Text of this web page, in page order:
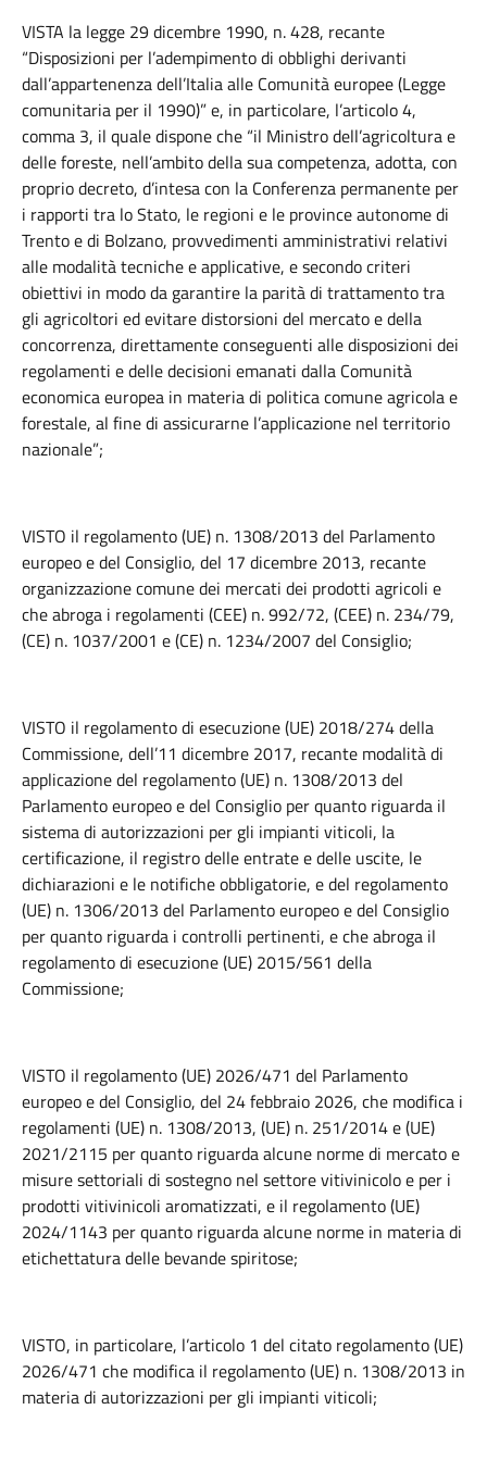
VISTA la legge 29 dicembre 1990, n. 428, recante
“Disposizioni per l’adempimento di obblighi derivanti
dall’appartenenza dell’Italia alle Comunità europee (Legge
comunitaria per il 1990)” e, in particolare, l’articolo 4,
comma 3, il quale dispone che “il Ministro dell’agricoltura e
delle foreste, nell’ambito della sua competenza, adotta, con
proprio decreto, d’intesa con la Conferenza permanente per
i rapporti tra lo Stato, le regioni e le province autonome di
Trento e di Bolzano, provvedimenti amministrativi relativi
alle modalità tecniche e applicative, e secondo criteri
obiettivi in modo da garantire la parità di trattamento tra
gli agricoltori ed evitare distorsioni del mercato e della
concorrenza, direttamente conseguenti alle disposizioni dei
regolamenti e delle decisioni emanati dalla Comunità
economica europea in materia di politica comune agricola e
forestale, al fine di assicurarne l’applicazione nel territorio
nazionale”;
VISTO il regolamento (UE) n. 1308/2013 del Parlamento
europeo e del Consiglio, del 17 dicembre 2013, recante
organizzazione comune dei mercati dei prodotti agricoli e
che abroga i regolamenti (CEE) n. 992/72, (CEE) n. 234/79,
(CE) n. 1037/2001 e (CE) n. 1234/2007 del Consiglio;
VISTO il regolamento di esecuzione (UE) 2018/274 della
Commissione, dell’11 dicembre 2017, recante modalità di
applicazione del regolamento (UE) n. 1308/2013 del
Parlamento europeo e del Consiglio per quanto riguarda il
sistema di autorizzazioni per gli impianti viticoli, la
certificazione, il registro delle entrate e delle uscite, le
dichiarazioni e le notifiche obbligatorie, e del regolamento
(UE) n. 1306/2013 del Parlamento europeo e del Consiglio
per quanto riguarda i controlli pertinenti, e che abroga il
regolamento di esecuzione (UE) 2015/561 della
Commissione;
VISTO il regolamento (UE) 2026/471 del Parlamento
europeo e del Consiglio, del 24 febbraio 2026, che modifica i
regolamenti (UE) n. 1308/2013, (UE) n. 251/2014 e (UE)
2021/2115 per quanto riguarda alcune norme di mercato e
misure settoriali di sostegno nel settore vitivinicolo e per i
prodotti vitivinicoli aromatizzati, e il regolamento (UE)
2024/1143 per quanto riguarda alcune norme in materia di
etichettatura delle bevande spiritose;
VISTO, in particolare, l’articolo 1 del citato regolamento (UE)
2026/471 che modifica il regolamento (UE) n. 1308/2013 in
materia di autorizzazioni per gli impianti viticoli;